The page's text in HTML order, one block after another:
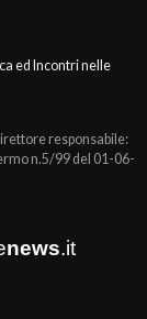
ed Incontri nelle
responsabile:
n.5/99 del 01-06-
news.it